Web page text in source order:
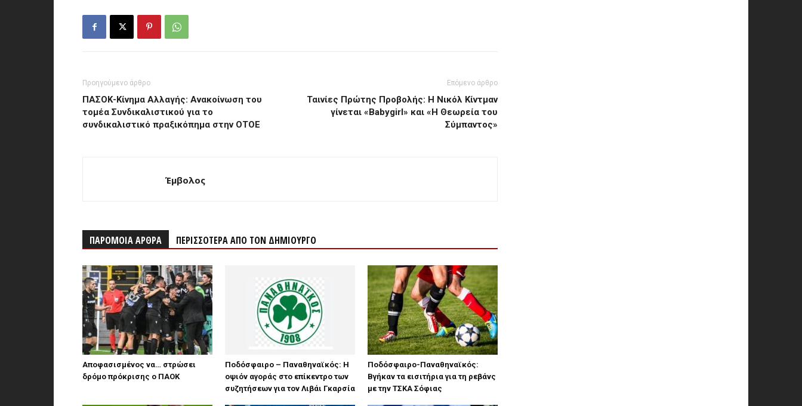
Προηγούμενο άρθρο
ΠΑΣΟΚ-Κίνημα Αλλαγής: Ανακοίνωση του
τομέα Συνδικαλιστικού για το
συνδικαλιστικό πραξικόπημα στην ΟΤΟΕ
Επόμενο άρθρο
Ταινίες Πρώτης Προβολής: Η Νικόλ Κίντμαν
γίνεται «Babygirl» και «Η Θεωρεία του
Σύμπαντος»
Έμβολος
ΠΑΡΟΜΟΙΑ ΑΡΘΡΑ ΠΕΡΙΣΣΟΤΕΡΑ ΑΠΟ ΤΟΝ ΔΗΜΙΟΥΡΓΟ
Αποφασισμένος να… στρώσει
δρόμο πρόκρισης ο ΠΑΟΚ
Ποδόσφαιρο – Παναθηναϊκός: Η
οψιόν αγοράς στο επίκεντρο των
συζητήσεων για τον Λιβάι Γκαρσία
Ποδόσφαιρο-Παναθηναϊκός:
Βγήκαν τα εισιτήρια για τη ρεβάνς
με την ΤΣΚΑ Σόφιας